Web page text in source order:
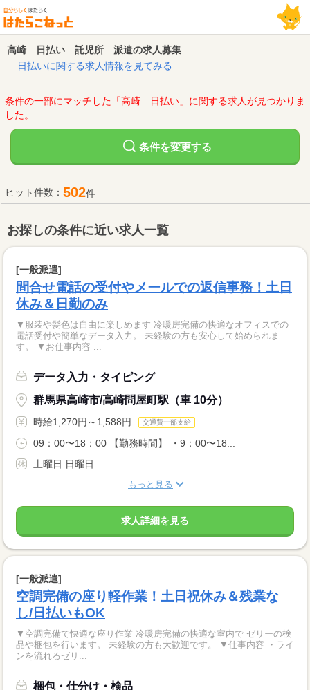
高崎 日払い 託児所 派遣の求人募集
日払いに関する求人情報を見てみる
条件の一部にマッチした「高崎 日払い」に関する求人が見つかりま
した。
条件を変更する
ヒット件数： 502件
お探しの条件に近い求人一覧
[一般派遣]
問合せ電話の受付やメールでの返信事務！土日
休み＆日勤のみ
▼服装や髪色は自由に楽しめます 冷暖房完備の快適なオフィスでの
電話受付や簡単なデータ入力。 未経験の方も安心して始められま
す。 ▼お仕事内容 ...
データ入力・タイピング
群馬県高崎市/高崎問屋町駅（車 10分）
時給1,270円～1,588円 交通費一部支給
09：00〜18：00 【勤務時間】 ・9：00〜18...
土曜日 日曜日
もっと見る
求人詳細を見る
[一般派遣]
空調完備の座り軽作業！土日祝休み＆残業な
し/日払いもOK
▼空調完備で快適な座り作業 冷暖房完備の快適な室内で ゼリーの検
品や梱包を行います。 未経験の方も大歓迎です。 ▼仕事内容 ・ライ
ンを流れるゼリ...
梱包・仕分け・検品